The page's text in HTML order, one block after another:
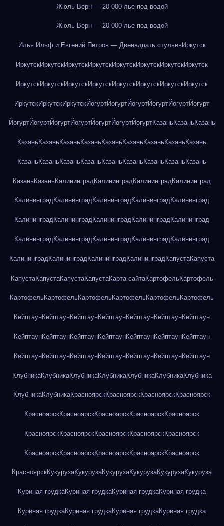
Жюль Верн — 20 000 лье под водой
Жюль Верн — 20 000 лье под водой
Илья Ильф и Евгений Петров — Двенадцать стульевИркутск
ИркутскИркутскИркутскИркутскИркутскИркутскИркутскИркутск
ИркутскИркутскИркутскИркутскИркутскИркутскИркутскИркутск
ИркутскИркутскИркутскЙогуртЙогуртЙогуртЙогуртЙогуртЙогурт
ЙогуртЙогуртЙогуртЙогуртЙогуртЙогуртЙогуртКазаньКазаньКазань
КазаньКазаньКазаньКазаньКазаньКазаньКазаньКазаньКазань
КазаньКазаньКазаньКазаньКазаньКазаньКазаньКазаньКазань
КазаньКазаньКалининградКалининградКалининградКалининград
КалининградКалининградКалининградКалининградКалининград
КалининградКалининградКалининградКалининградКалининград
КалининградКалининградКалининградКалининградКалининград
Калининград Калининград Калининград Калининград КапустаКапуста
КапустаКапустаКапустаКапустаКарта сайтаКартофельКартофель
КартофельКартофельКартофельКартофельКартофельКартофель
КейптаунКейптаунКейптаунКейптаунКейптаунКейптаунКейптаун
КейптаунКейптаунКейптаунКейптаунКейптаунКейптаунКейптаун
КейптаунКейптаунКейптаунКейптаунКейптаунКейптаунКейптаун
КлубникаКлубникаКлубникаКлубникаКлубникаКлубникаКлубника
КлубникаКлубникаКрасноярскКрасноярскКрасноярскКрасноярск
КрасноярскКрасноярскКрасноярскКрасноярскКрасноярск
КрасноярскКрасноярскКрасноярскКрасноярскКрасноярск
КрасноярскКрасноярскКрасноярскКрасноярскКрасноярск
КрасноярскКукурузаКукурузаКукурузаКукурузаКукурузаКукуруза
Куриная грудкаКуриная грудкаКуриная грудкаКуриная грудка
Куриная грудкаКуриная грудкаКуриная грудкаКуриная грудка